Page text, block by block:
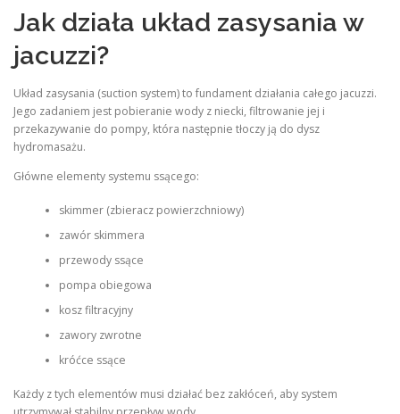
Jak działa układ zasysania w
jacuzzi?
Układ zasysania (suction system) to fundament działania całego jacuzzi.
Jego zadaniem jest pobieranie wody z niecki, filtrowanie jej i
przekazywanie do pompy, która następnie tłoczy ją do dysz
hydromasażu.
Główne elementy systemu ssącego:
skimmer (zbieracz powierzchniowy)
zawór skimmera
przewody ssące
pompa obiegowa
kosz filtracyjny
zawory zwrotne
króćce ssące
Każdy z tych elementów musi działać bez zakłóceń, aby system